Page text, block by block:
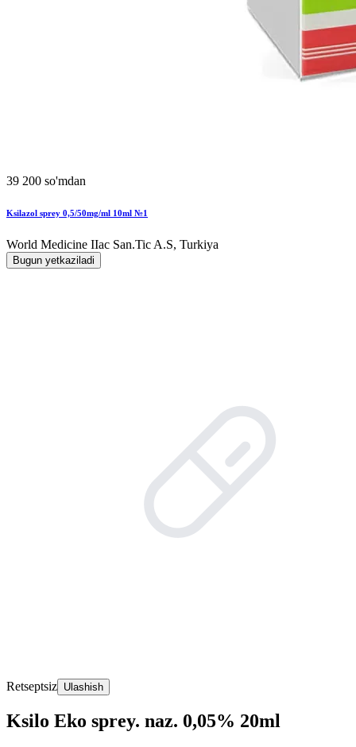
39 200 so'mdan
Ksilazol sprey 0,5/50mg/ml 10ml №1
World Мedicine IIac San.Tic A.S, Turkiya
Bugun yetkaziladi
Retseptsiz Ulashish
Ksilo Eko sprey. naz. 0,05% 20ml